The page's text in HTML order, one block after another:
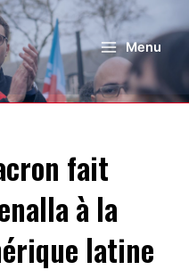
Menu
fait
à la
latine